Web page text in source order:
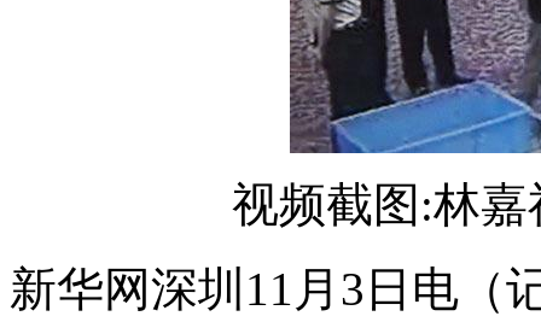
视频截图:林
新华网深圳11月3日电（